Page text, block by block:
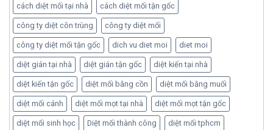
cách diệt mối tại nhà cách diệt mối tận gốc
công ty diệt côn trùng công ty diệt mối
công ty diệt mối tận gốc dich vu diet moi diet moi
diệt gián tại nhà diệt gián tận gốc diệt kiến tại nhà
diệt kiến tận gốc diệt mối bằng cồn diệt mối bằng muối
diệt mối cánh diệt mối mọt tại nhà diệt mối mọt tận gốc
diệt mối sinh học Diệt mối thành công diệt mối tphcm